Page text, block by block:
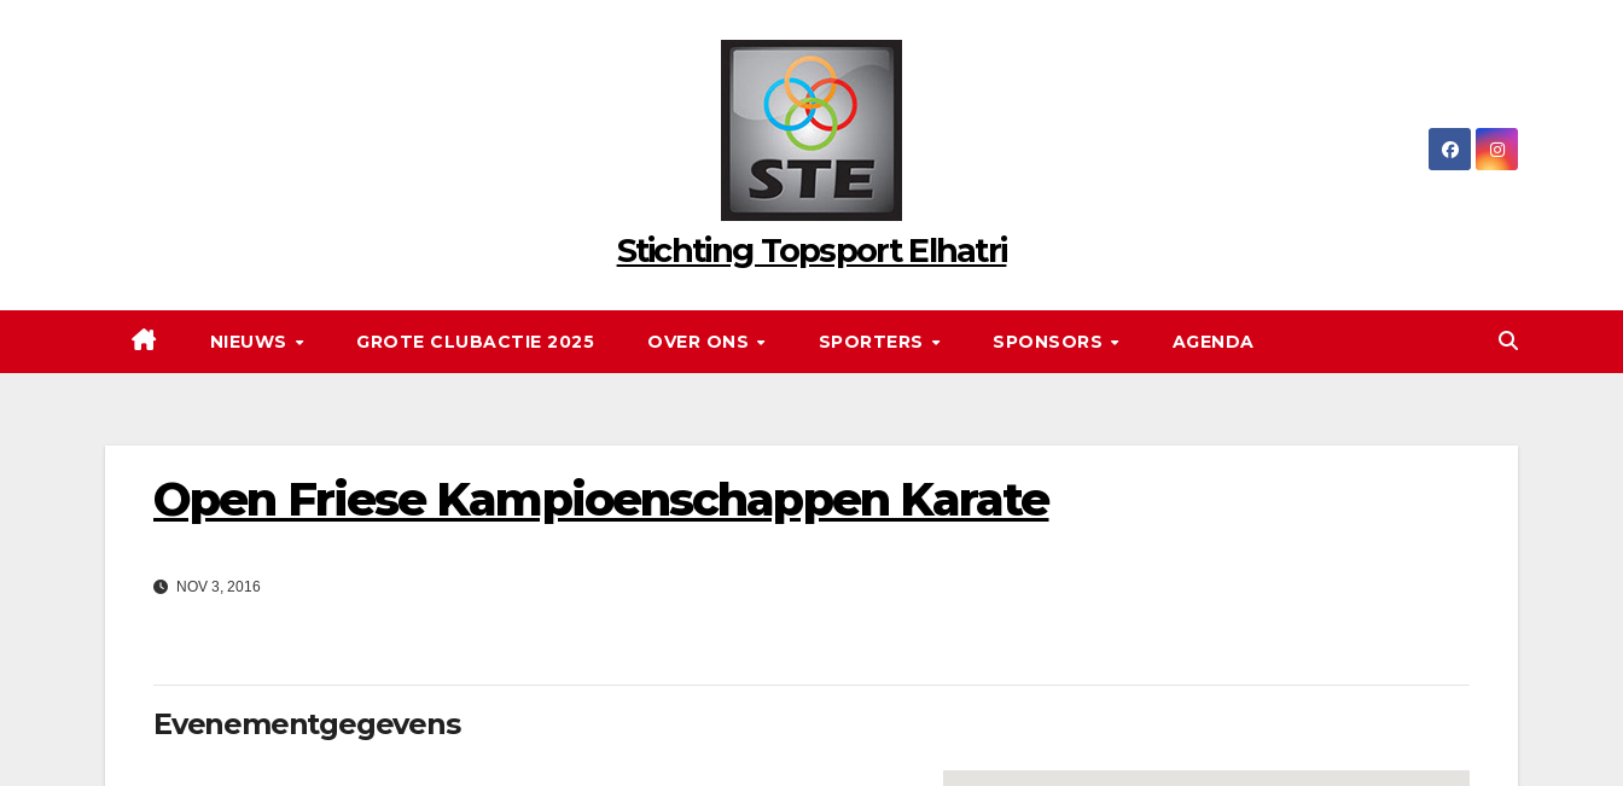
Stichting Topsport Elhatri
NIEUWS GROTE CLUBACTIE 2025 OVER ONS SPORTERS SPONSORS AGENDA
Open Friese Kampioenschappen Karate
NOV 3, 2016
Evenementgegevens